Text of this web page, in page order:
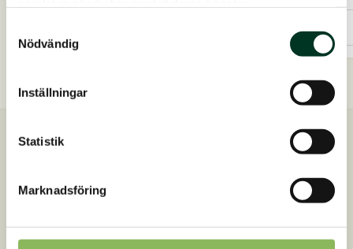
Nödvändig
Inställningar
Statistik
Marknadsföring
Pellets,
25
E
+
Selen,
kg
Snabb leverans
Kostnadsfri foderrådgivning